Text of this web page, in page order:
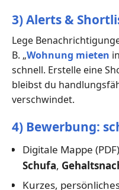
3) Alerts &
Lege
B. „Wohnung mieten
schnell. Erstelle eine
bleibst du
verschwindet.
4) Bewerbung:
Digitale Mappe
Schufa,
Kurzes,